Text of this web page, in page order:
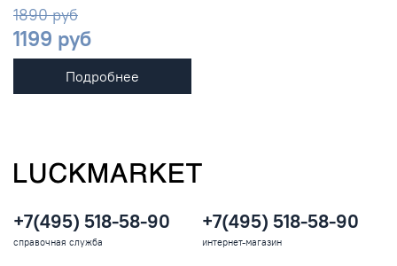
1890 руб
1199 руб
Подробнее
+7(495) 518-58-90
справочная служба
+7(495) 518-58-90
интернет-магазин